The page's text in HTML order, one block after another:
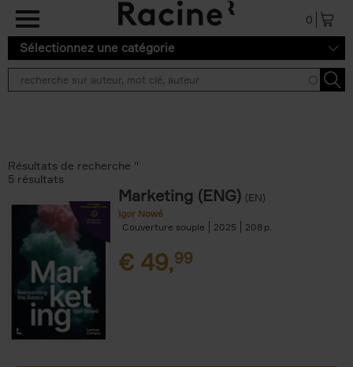
Aller au contenu principal
0
Sélectionnez une catégorie
Résultats de recherche ''
5 résultats
Marketing (ENG) (EN)
Igor Nowé
Couverture souple
2025 208
€ 49,99